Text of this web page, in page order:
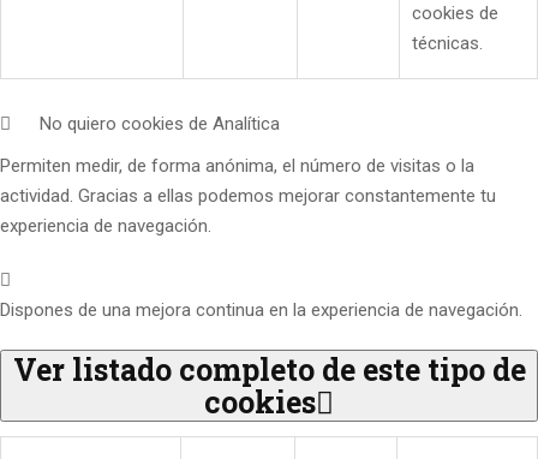
cookies de
técnicas.
No quiero cookies de Analítica
Permiten medir, de forma anónima, el número de visitas o la
actividad. Gracias a ellas podemos mejorar constantemente tu
experiencia de navegación.
Dispones de una mejora continua en la experiencia de navegación.
Ver listado completo de este tipo de
cookies